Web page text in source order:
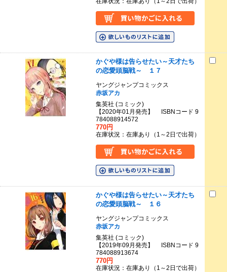
かぐや様は告らせたい～天才たち
の恋愛頭脳戦～ １７
ヤングジャンプコミックス
赤坂アカ
集英社 (コミック)
【2020年01月発売】 ISBNコード 9
784088914572
770円
在庫状況：在庫あり（1～2日で出荷）
かぐや様は告らせたい～天才たち
の恋愛頭脳戦～ １６
ヤングジャンプコミックス
赤坂アカ
集英社 (コミック)
【2019年09月発売】 ISBNコード 9
784088913674
770円
在庫状況：在庫あり（1～2日で出荷）